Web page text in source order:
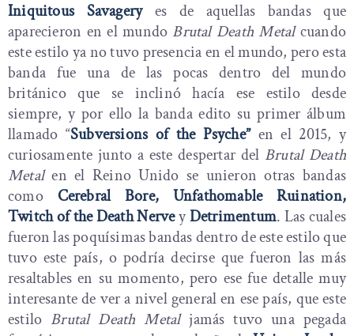
Iniquitous Savageryes de aquellas bandas que
aparecieron en el mundo Brutal Death Metalcuando
este estilo ya no tuvo presencia en el mundo, pero esta
banda fue una de las pocas dentro del mundo
británico que se inclinó hacía ese estilo desde
siempre, y por ello la banda edito su primer álbum
llamado “Subversions of the Psyche”en el 2015, y
curiosamente junto a este despertar del Brutal Death
Metalen el Reino Unido se unieron otras bandas
como Cerebral Bore, Unfathomable Ruination,
Twitch of the Death NerveyDetrimentum. Las cuales
fueron las poquísimas bandas dentro de este estilo que
tuvo este país, o podría decirse que fueron las más
resaltables en su momento, pero ese fue detalle muy
interesante de ver a nivel general en ese país, que este
estilo Brutal Death Metaljamás tuvo una pegada